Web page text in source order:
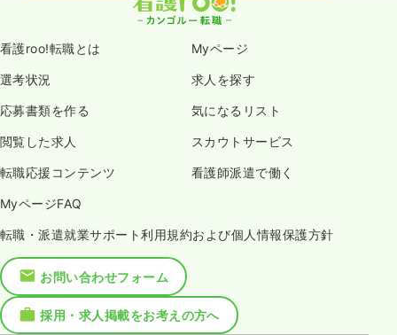
看護roo!転職とは Myページ
選考状況 求人を探す
応募書類を作る 気になるリスト
閲覧した求人 スカウトサービス
転職応援コンテンツ 看護師派遣で働く
MyページFAQ
転職・派遣就業サポート利用規約および個人情報保護方針
お問い合わせフォーム
採用・求人掲載をお考えの方へ